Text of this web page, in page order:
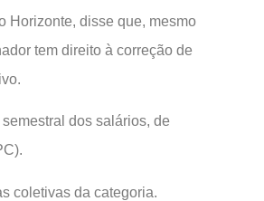
Horizonte, disse que, mesmo
tem direito à correção de
dos salários, de
coletivas da categoria.